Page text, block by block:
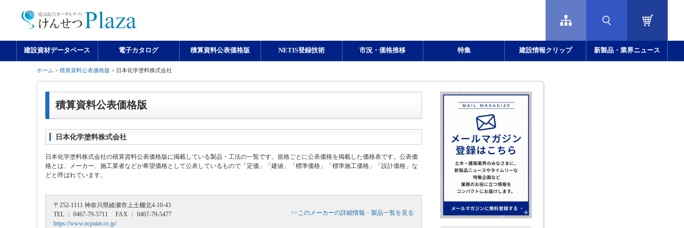
建設資材データベース 電子カタログ 積算資料公表価格版 NETIS登録技術 市況・価格推移 特集 建設情報クリップ 新製品・業界ニュース
ホーム > 積算資料公表価格版 > 日本化学塗料株式会社
積算資料公表価格版
日本化学塗料株式会社
日本化学塗料株式会社の積算資料公表価格版に掲載している製品・工法の一覧です。規格ごとに公表価格を掲載した価格表です。公表価
格とは、メーカー、施工業者などが希望価格として公表しているもので「定価」「建値」「標準価格」「標準施工価格」「設計価格」な
どと呼ばれています。
〒252-1111 神奈川県綾瀬市上土棚北4-10-43
TEL ： 0467-79-5711 FAX ： 0467-79-5477
https://www.ncpaint.co.jp/
>>このメーカーの詳細情報・製品一覧を見る